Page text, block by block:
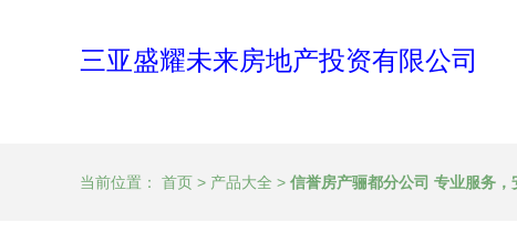
三亚盛耀未来房地产投资有限公司
当前位置： 首页 > 产品大全 > 信誉房产骊都分公司 专业服务，